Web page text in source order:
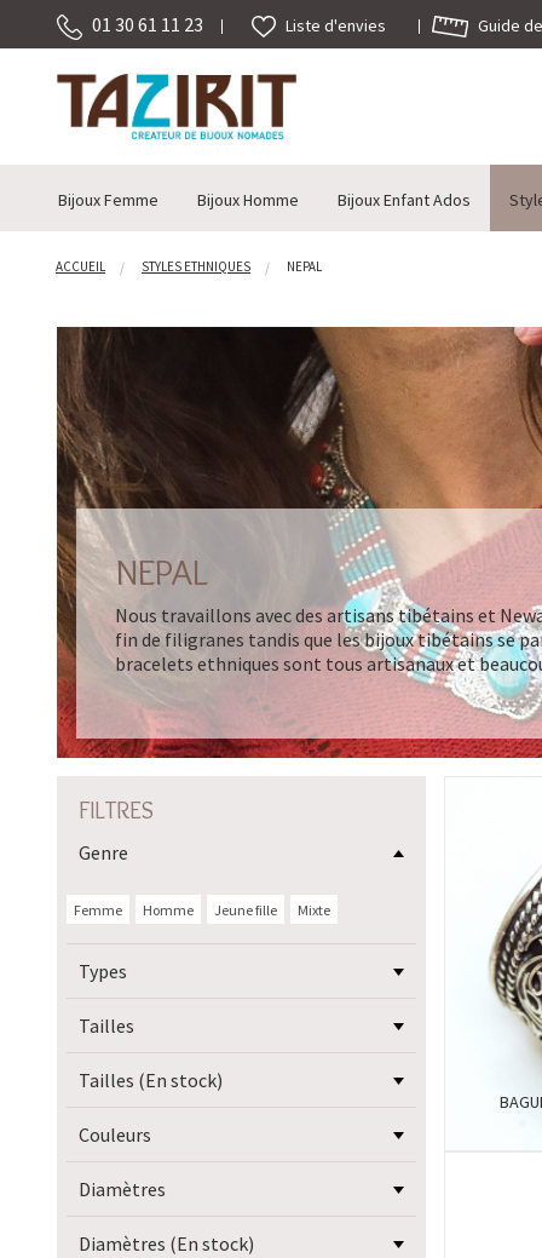
01 30 61 11 23 Liste d'envies Guide
Bijoux Femme Bijoux Homme Bijoux Enfant Ados
ACCUEIL STYLES ETHNIQUES NEPAL
NEPAL
Nous travaillons avec des artisans tibétains et
fin de filigranes tandis que les bijoux tibétains se
bracelets ethniques sont tous artisanaux et
FILTRES
Genre
Femme Homme Jeune fille Mixte
Types
Tailles
Tailles (En stock)
Couleurs
Diamètres
Diamètres (En stock)